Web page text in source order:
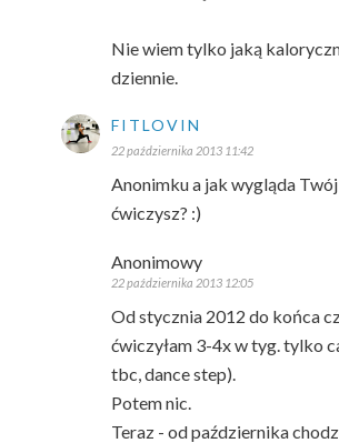
Nie wiem tylko jaką
dziennie.
FITLOVIN
22 października 2013 11:42
Anonimku a jak wygląda
ćwiczysz? :)
Anonimowy
22 października 2013 12:05
Od stycznia 2012 do końca
ćwiczyłam 3-4x w tyg. tylko
tbc, dance step).
Potem nic.
Teraz - od października